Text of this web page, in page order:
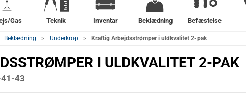
Gas Teknik Inventar Beklædning Befæstelse
Beklædning Underkrop Kraftig Arbejdsstrømper i uldkvalitet 2-pak
I ULDKVALITET 2-PAK
43